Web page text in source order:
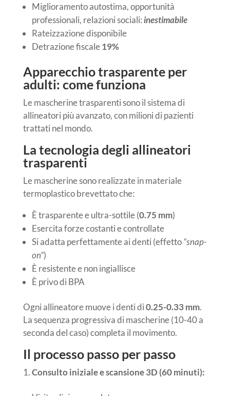
Miglioramento autostima, opportunità
professionali, relazioni sociali:inestimabile
Rateizzazione disponibile
Detrazione fiscale19%
Apparecchio trasparente per
adulti: come funziona
Le mascherine trasparenti sono il sistema di
allineatori più avanzato, con milioni di pazienti
trattati nel mondo.
La tecnologia degli allineatori
trasparenti
Le mascherine sono realizzate in materiale
termoplastico brevettato che:
È trasparente e ultra-sottile (0.75 mm)
Esercita forze costanti e controllate
Si adatta perfettamente ai denti (effetto“snap-
on”)
È resistente e non ingiallisce
È privo di BPA
Ogni allineatore muove i denti di0.25-0.33 mm.
La sequenza progressiva di mascherine (10-40 a
seconda del caso) completa il movimento.
Il processo passo per passo
Consulto iniziale e scansione 3D (60 minuti):